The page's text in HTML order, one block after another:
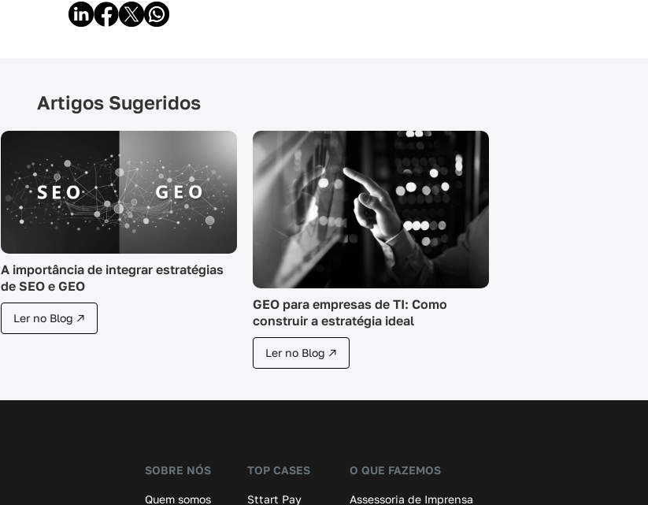
Artigos Sugeridos
A importância de integrar estratégias
de SEO e GEO
Ler no Blog ↗
GEO para empresas de TI: Como
construir a estratégia ideal
Ler no Blog ↗
SOBRE NÓS
Quem somos
TOP CASES
Sttart Pay
O QUE FAZEMOS
Assessoria de Imprensa